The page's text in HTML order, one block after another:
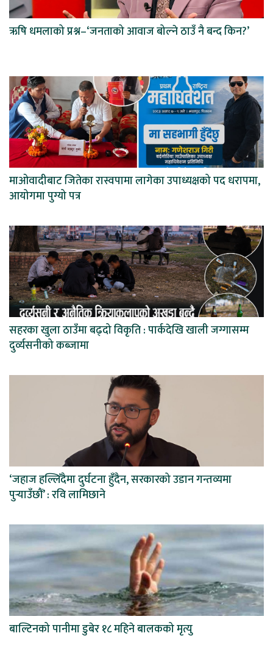
ऋषि धमलाको प्रश्न–‘जनताको आवाज बोल्ने ठाउँ नै बन्द किन?’
माओवादीबाट जितेका रास्वपामा लागेका उपाध्यक्षको पद धरापमा,
आयोगमा पुग्यो पत्र
सहरका खुला ठाउँमा बढ्दो विकृति : पार्कदेखि खाली जग्गासम्म
दुर्व्यसनीको कब्जामा
‘जहाज हल्लिँदैमा दुर्घटना हुँदैन, सरकारको उडान गन्तव्यमा
पुर्‍याउँछौं’ : रवि लामिछाने
बाल्टिनको पानीमा डुबेर १८ महिने बालकको मृत्यु